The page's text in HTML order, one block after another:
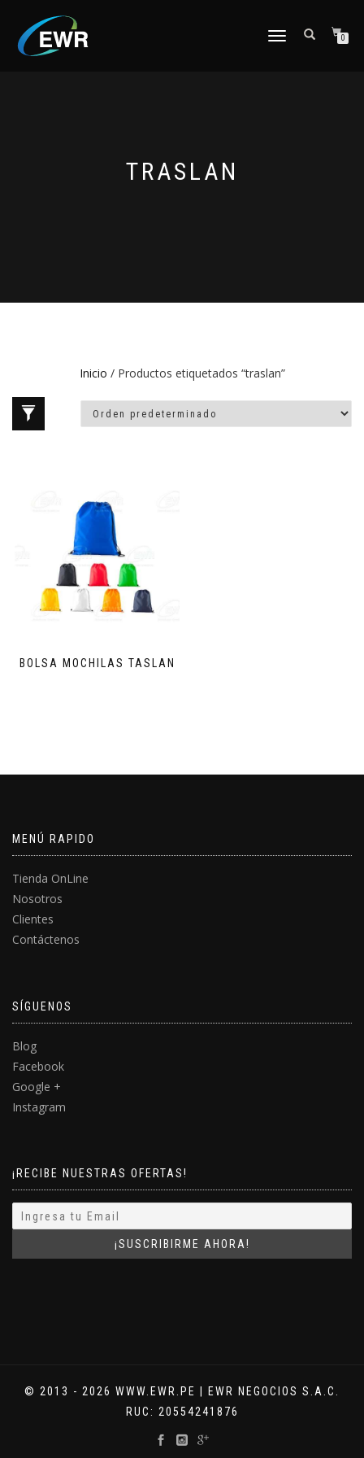
CAMBIAR
0
TRASLAN
Inicio / Productos etiquetados “traslan”
BOLSA MOCHILAS TASLAN
MENÚ RAPIDO
Tienda OnLine
Nosotros
Clientes
Contáctenos
SÍGUENOS
Blog
Facebook
Google +
Instagram
¡RECIBE NUESTRAS OFERTAS!
© 2013 - 2026 WWW.EWR.PE | EWR NEGOCIOS S.A.C.
RUC: 20554241876